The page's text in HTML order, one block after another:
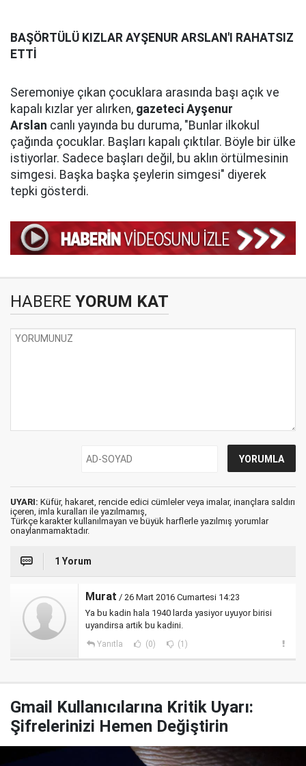
BAŞÖRTÜLÜ KIZLAR AYŞENUR ARSLAN'I RAHATSIZ
ETTİ
Seremoniye çıkan çocuklara arasında başı açık ve
kapalı kızlar yer alırken, gazeteci Ayşenur
Arslan canlı yayında bu duruma, "Bunlar ilkokul
çağında çocuklar. Başları kapalı çıktılar. Böyle bir ülke
istiyorlar. Sadece başları değil, bu aklın örtülmesinin
simgesi. Başka başka şeylerin simgesi" diyerek
tepki gösterdi.
HABERE YORUM KAT
UYARI: Küfür, hakaret, rencide edici cümleler veya imalar, inançlara saldırı
içeren, imla kuralları ile yazılmamış,
Türkçe karakter kullanılmayan ve büyük harflerle yazılmış yorumlar
onaylanmamaktadır.
1 Yorum
Murat / 26 Mart 2016 Cumartesi 14:23
Ya bu kadin hala 1940 larda yasiyor uyuyor birisi
uyandirsa artik bu kadini.
Yanıtla (0) (1)
Gmail Kullanıcılarına Kritik Uyarı:
Şifrelerinizi Hemen Değiştirin